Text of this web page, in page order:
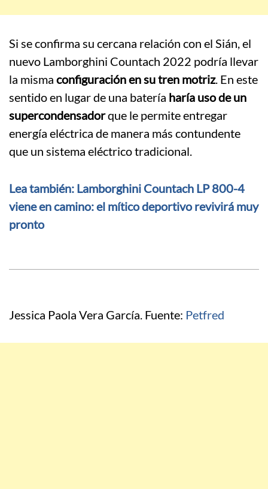
Si se confirma su cercana relación con el Sián, el
nuevo Lamborghini Countach 2022 podría llevar
la misma configuración en su tren motriz. En este
sentido en lugar de una batería haría uso de un
supercondensadorque le permite entregar
energía eléctrica de manera más contundente
que un sistema eléctrico tradicional.
Lea también: Lamborghini Countach LP 800-4
viene en camino: el mítico deportivo revivirá muy
pronto
Jessica Paola Vera García. Fuente: Petfred